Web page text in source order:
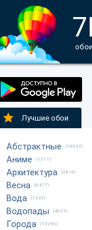
Лучшие обои
Абстрактные (18032)
Аниме (1217)
Архитектура (2816)
Весна (6477)
Вода (1335)
Водопады (4623)
Города (15296)